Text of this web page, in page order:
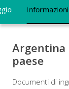
Argentina
paese
Documenti di